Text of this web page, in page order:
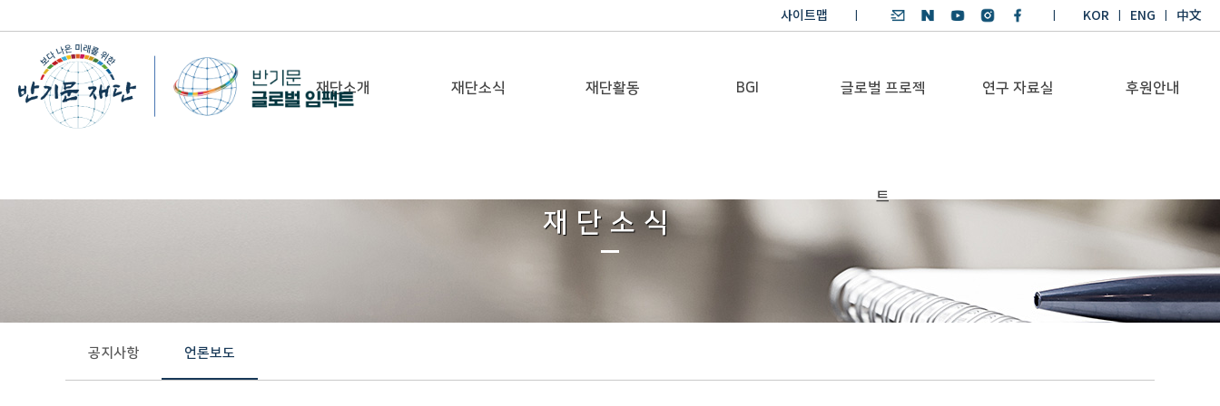
사이트맵 KOR ENG 中文
재단소개 재단소식 재단활동 BGI 글로벌 프로젝
트
연구 자료실 후원안내
행사
갤러리
Platform
Trans-Pacific
Sustainability
Dialogue
SDGs 영어 에세이
기후환경리더
양성과정 수상작
재단소식
공지사항 언론보도